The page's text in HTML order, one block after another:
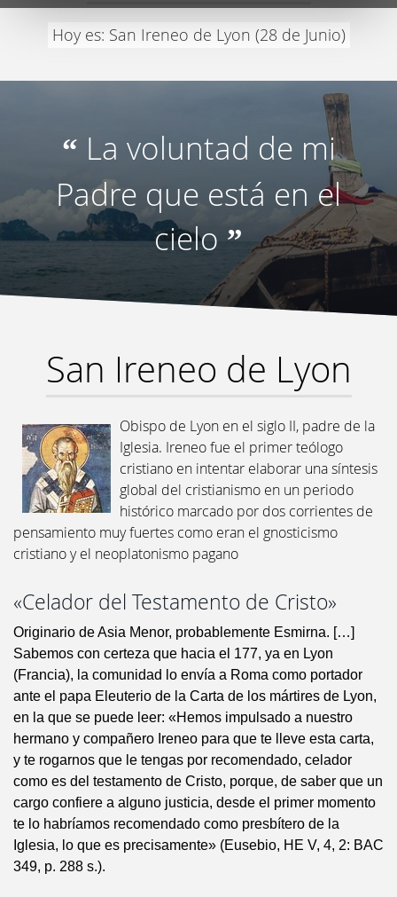
Hoy es: San Ireneo de Lyon (28 de Junio)
“ La voluntad de mi
Padre que está en el
cielo ”
San Ireneo de Lyon
Obispo de Lyon en el siglo II, padre de la
Iglesia. Ireneo fue el primer teólogo
cristiano en intentar elaborar una síntesis
global del cristianismo en un periodo
histórico marcado por dos corrientes de
pensamiento muy fuertes como eran el gnosticismo
cristiano y el neoplatonismo pagano
«Celador del Testamento de Cristo»
Originario de Asia Menor, probablemente Esmirna. […]
Sabemos con certeza que hacia el 177, ya en Lyon
(Francia), la comunidad lo envía a Roma como portador
ante el papa Eleuterio de la Carta de los mártires de Lyon,
en la que se puede leer: «Hemos impulsado a nuestro
hermano y compañero Ireneo para que te lleve esta carta,
y te rogarnos que le tengas por recomendado, celador
como es del testamento de Cristo, porque, de saber que un
cargo confiere a alguno justicia, desde el primer momento
te lo habríamos recomendado como presbítero de la
Iglesia, lo que es precisamente» (Eusebio, HE V, 4, 2: BAC
349, p. 288 s.).